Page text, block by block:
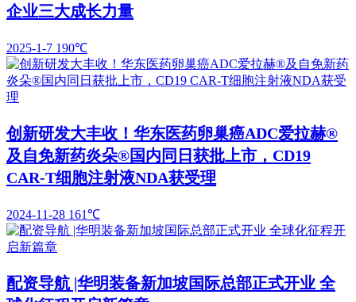
企业三大成长力量
2025-1-7 190℃
创新研发大丰收！华东医药卵巢癌ADC爱拉赫®
及自免新药炎朵®国内同日获批上市，CD19
CAR-T细胞注射液NDA获受理
2024-11-28 161℃
配资导航 |华明装备新加坡国际总部正式开业 全